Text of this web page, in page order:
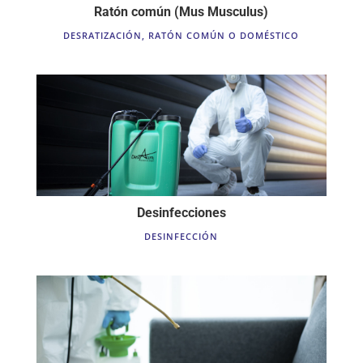
Ratón común (Mus Musculus)
DESRATIZACIÓN, RATÓN COMÚN O DOMÉSTICO
Desinfecciones
DESINFECCIÓN